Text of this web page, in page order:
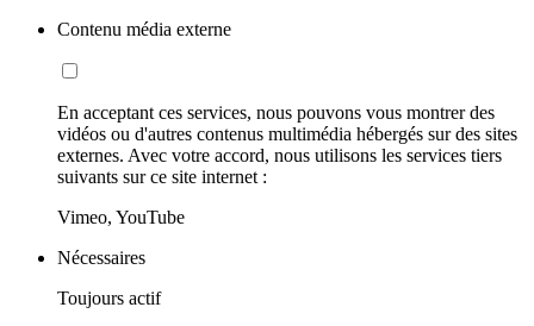
Contenu média externe
En acceptant ces services, nous pouvons vous montrer des
vidéos ou d'autres contenus multimédia hébergés sur des sites
externes. Avec votre accord, nous utilisons les services tiers
suivants sur ce site internet :
Vimeo, YouTube
Nécessaires
Toujours actif